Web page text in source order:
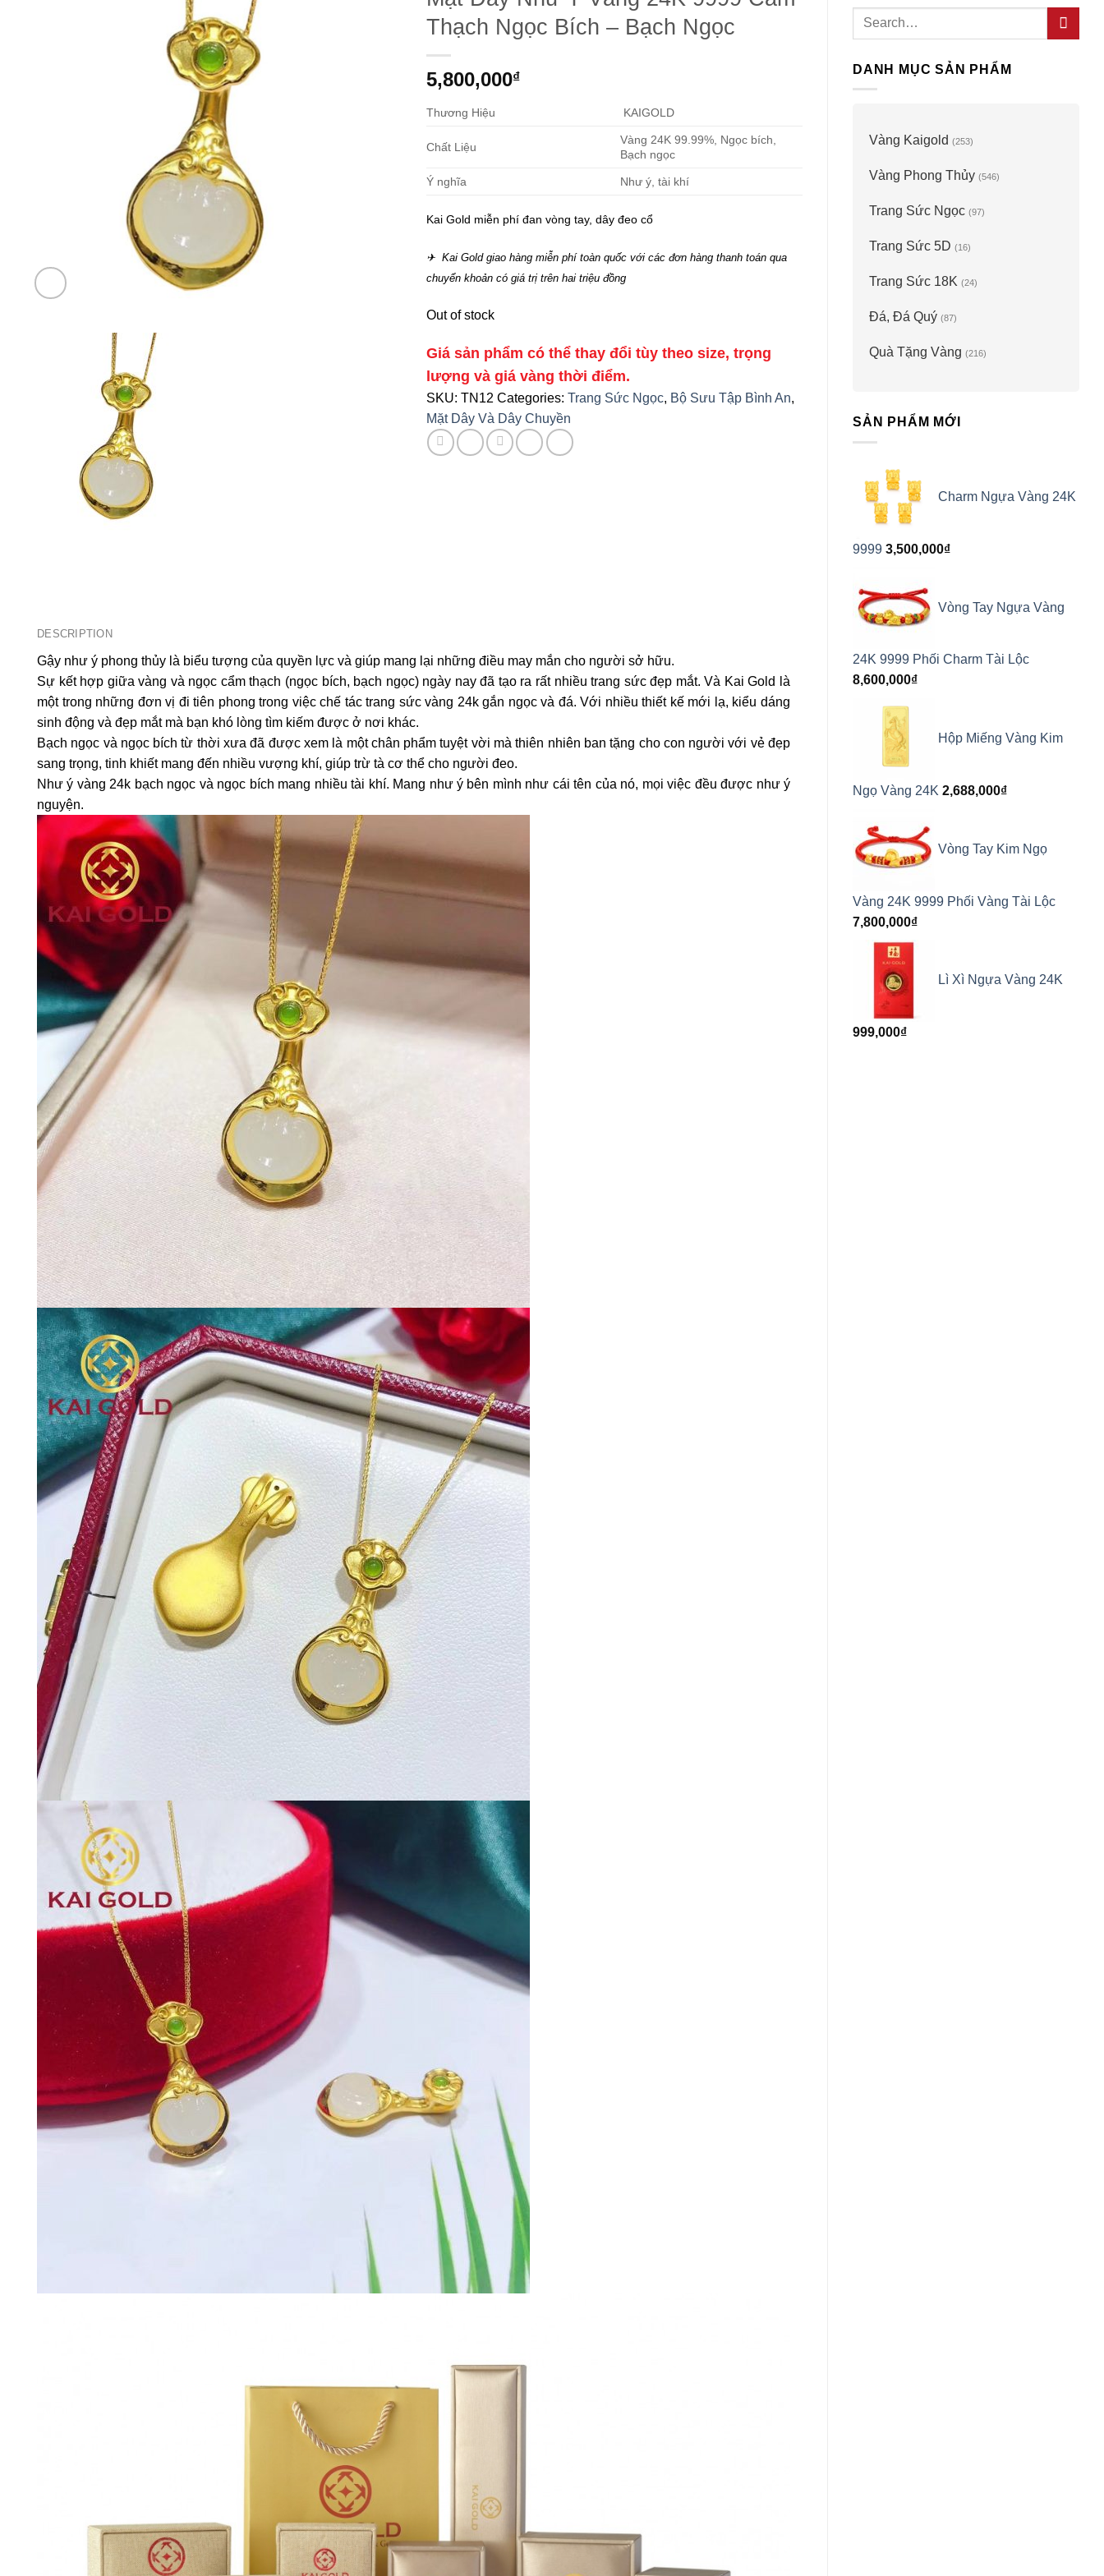
Search
DANH MỤC SẢN PHẨM
Vàng Kaigold (253)
Vàng Phong Thủy (546)
Trang Sức Ngọc (97)
Trang Sức 5D (16)
Trang Sức 18K (24)
Đá, Đá Quý (87)
Quà Tặng Vàng (216)
SẢN PHẨM MỚI
Charm Ngựa Vàng 24K
9999 3,500,000₫
Vòng Tay Ngựa Vàng
24K 9999 Phối Charm Tài Lộc
8,600,000₫
Hộp Miếng Vàng Kim
Ngọ Vàng 24K 2,688,000₫
Vòng Tay Kim Ngọ
Vàng 24K 9999 Phối Vàng Tài Lộc
7,800,000₫
Lì Xì Ngựa Vàng 24K
999,000₫
Thạch Ngọc Bích – Bạch Ngọc
5,800,000₫
Thương Hiệu KAIGOLD
Chất Liệu
Vàng 24K 99.99%, Ngọc bích,
Bạch ngọc
Ý nghĩa Như ý, tài khí
Kai Gold miễn phí đan vòng tay, dây đeo cổ
✈ Kai Gold giao hàng miễn phí toàn quốc với các đơn hàng thanh toán qua
chuyển khoản có giá trị trên hai triệu đồng
Out of stock
Giá sản phẩm có thể thay đổi tùy theo size, trọng
lượng và giá vàng thời điểm.
SKU: TN12 Categories: Trang Sức Ngọc, Bộ Sưu Tập Bình An,
Mặt Dây Và Dây Chuyền
DESCRIPTION
Gậy như ý phong thủy là biểu tượng của quyền lực và giúp mang lại những điều may mắn cho người sở hữu.
Sự kết hợp giữa vàng và ngọc cẩm thạch (ngọc bích, bạch ngọc) ngày nay đã tạo ra rất nhiều trang sức đẹp mắt. Và Kai Gold là
một trong những đơn vị đi tiên phong trong việc chế tác trang sức vàng 24k gắn ngọc và đá. Với nhiều thiết kế mới lạ, kiểu dáng
sinh động và đẹp mắt mà bạn khó lòng tìm kiếm được ở nơi khác.
Bạch ngọc và ngọc bích từ thời xưa đã được xem là một chân phẩm tuyệt vời mà thiên nhiên ban tặng cho con người với vẻ đẹp
sang trọng, tinh khiết mang đến nhiều vượng khí, giúp trừ tà cơ thể cho người đeo.
Như ý vàng 24k bạch ngọc và ngọc bích mang nhiều tài khí. Mang như ý bên mình như cái tên của nó, mọi việc đều được như ý
nguyện.